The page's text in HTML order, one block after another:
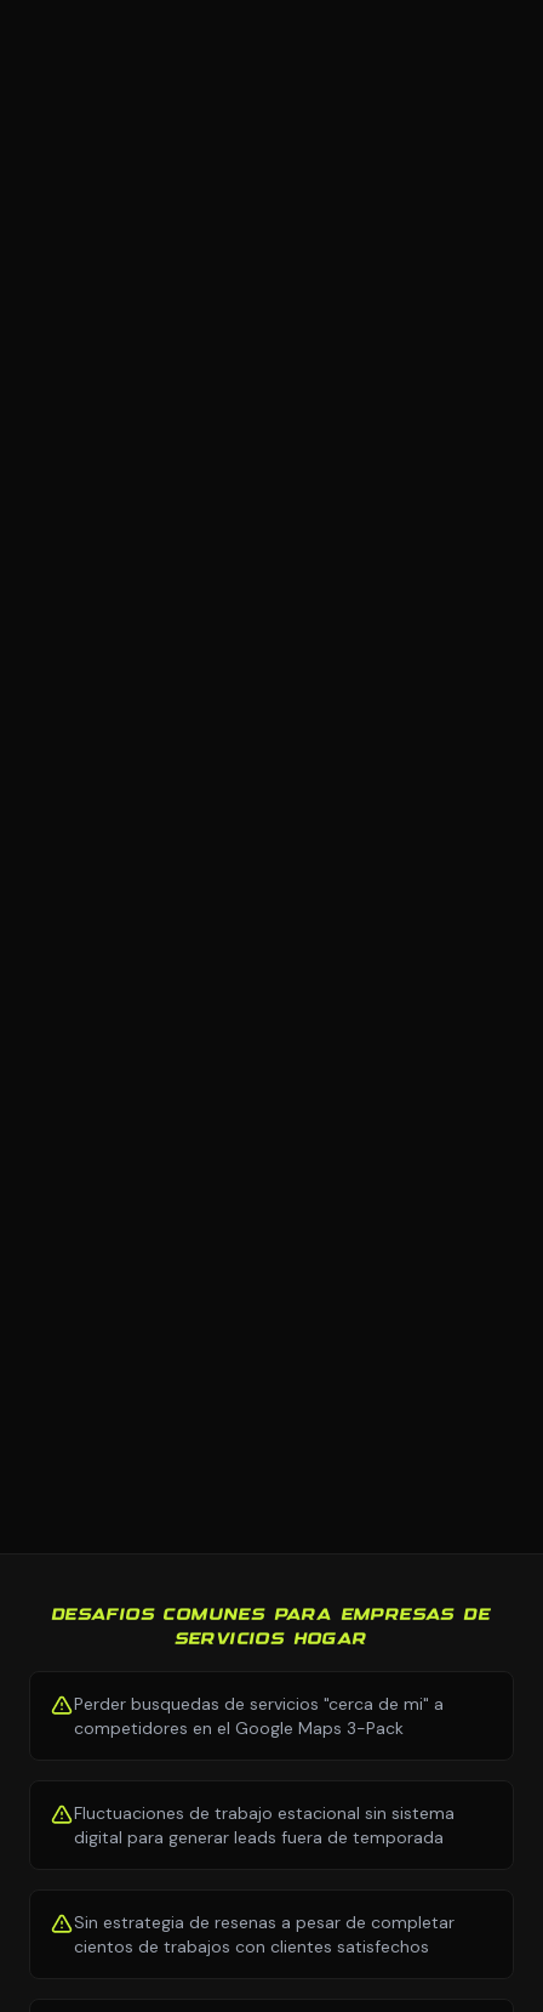
DESAFIOS COMUNES PARA EMPRESAS DE
SERVICIOS HOGAR
Perder busquedas de servicios "cerca de mi" a
competidores en el Google Maps 3-Pack
Fluctuaciones de trabajo estacional sin sistema
digital para generar leads fuera de temporada
Sin estrategia de resenas a pesar de completar
cientos de trabajos con clientes satisfechos